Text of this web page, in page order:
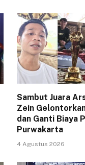
Sambut Juara
Zein
dan Ganti Biaya
Purwakarta
4 Agustus 2026